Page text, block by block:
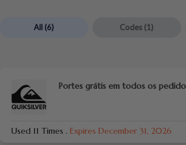
All (6) Codes (1)
Portes grátis em todos os
Used 11 Times . Expires December 31, 2026